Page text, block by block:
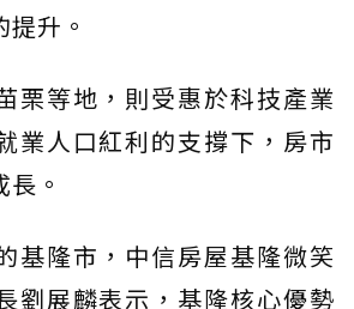
升。
栗等地，則受惠於科技產業
業人口紅利的支撐下，房市
。
基隆市，中信房屋基隆微笑
劉展麟表示，基隆核心優勢